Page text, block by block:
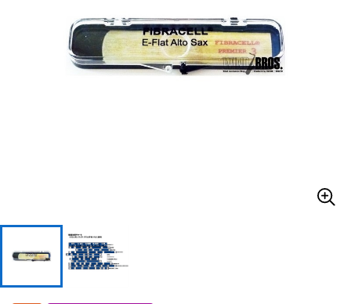
キーボード 電子ピアノ
DTM オンライン納品